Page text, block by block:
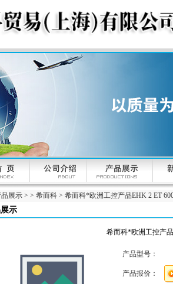
品展示 > > 希而科 > 希而科*欧洲工控产品EHK 2 ET
示
希而科*欧洲工控产
产品型号：
产品报价：